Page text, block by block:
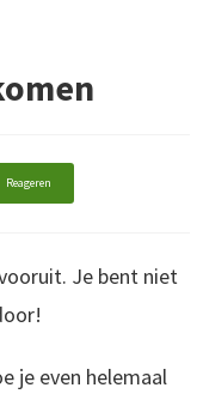
Reageren
Je bent niet
je even helemaal